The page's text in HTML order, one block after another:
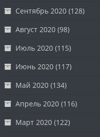
Сентябрь 2020 (128)
Август 2020 (98)
Июль 2020 (115)
Июнь 2020 (117)
Май 2020 (134)
Апрель 2020 (116)
Март 2020 (122)